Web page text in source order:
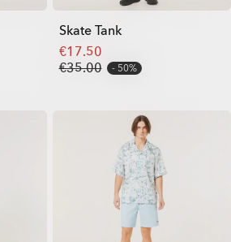
Skate Tank
€17.50
€35.00
50%